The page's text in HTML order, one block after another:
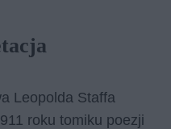
Leopolda Staffa
roku tomiku poezji